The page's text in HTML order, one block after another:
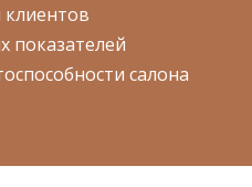
показателей
салона